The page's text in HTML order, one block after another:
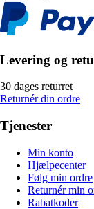
Levering og
30 dages returret
Returnér din ordre
Tjenester
Min konto
Hjælpecenter
Følg min ordre
Returnér min
Rabatkoder